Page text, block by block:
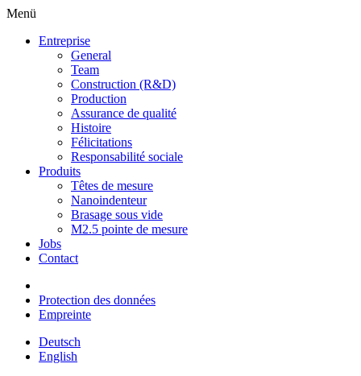
Menü
Entreprise
General
Team
Construction (R&D)
Production
Assurance de qualité
Histoire
Félicitations
Responsabilité sociale
Produits
Têtes de mesure
Nanoindenteur
Brasage sous vide
M2.5 pointe de mesure
Jobs
Contact
Protection des données
Empreinte
Deutsch
English